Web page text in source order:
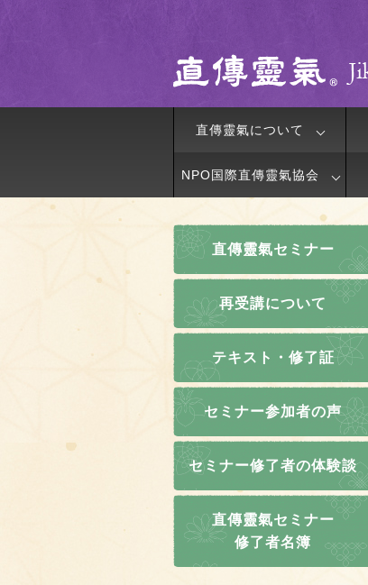
直傳靈氣について
NPO国際直傳靈氣協会
直傳靈氣セミナー
再受講について
テキスト・修了証
セミナー参加者の声
セミナー修了者の体験談
直傳靈氣セミナー
修了者名簿